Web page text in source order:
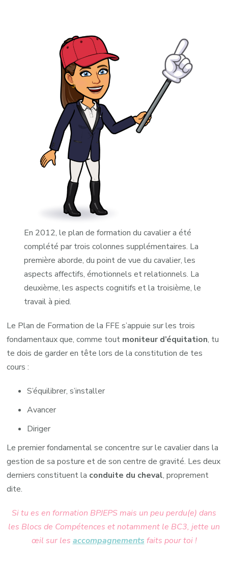
En 2012, le plan de formation du cavalier a été
complété par trois colonnes supplémentaires. La
première aborde, du point de vue du cavalier, les
aspects affectifs, émotionnels et relationnels. La
deuxième, les aspects cognitifs et la troisième, le
travail à pied.
Le Plan de Formation de la FFE s’appuie sur les trois
fondamentaux que, comme tout moniteur d’équitation, tu
te dois de garder en tête lors de la constitution de tes
cours :
S’équilibrer, s’installer
Avancer
Diriger
Le premier fondamental se concentre sur le cavalier dans la
gestion de sa posture et de son centre de gravité. Les deux
derniers constituent la conduite du cheval, proprement
dite.
Si tu es en formation BPJEPS mais un peu perdu(e) dans
les Blocs de Compétences et notamment le BC3, jette un
œil sur les accompagnements faits pour toi !